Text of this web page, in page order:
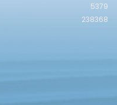
5379
238368